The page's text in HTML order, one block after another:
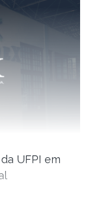
UFPI em